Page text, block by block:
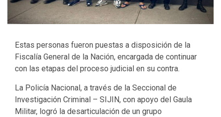
Estas personas fueron puestas a disposición de la
Fiscalía General de la Nación, encargada de continuar
con las etapas del proceso judicial en su contra.
La Policía Nacional, a través de la Seccional de
Investigación Criminal – SIJIN, con apoyo del Gaula
Militar, logró la desarticulación de un grupo